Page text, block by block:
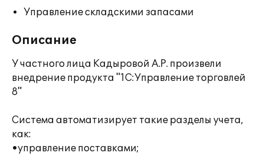
Управление складскими запасами
Описание
У частного лица Кадыровой А.Р. произвели
внедрение продукта "1C:Управление торговлей
8"
Система автоматизирует такие разделы учета,
как:
•управление поставками;